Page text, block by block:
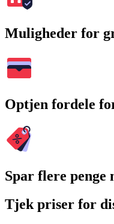
Muligheder for
Optjen fordele
Spar flere penge
Tjek priser for